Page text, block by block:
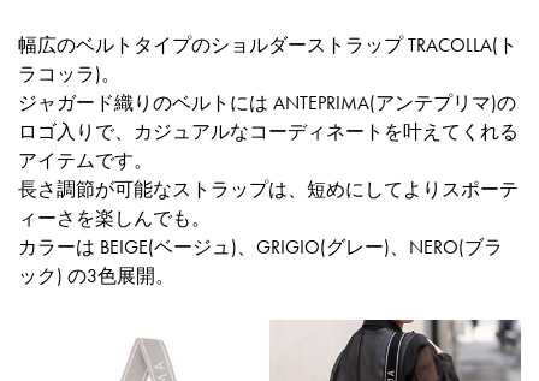
幅広のベルトタイプのショルダーストラップ TRACOLLA(ト
ラコッラ)。
ジャガード織りのベルトには ANTEPRIMA(アンテプリマ)の
ロゴ入りで、カジュアルなコーディネートを叶えてくれる
アイテムです。
長さ調節が可能なストラップは、短めにしてよりスポーテ
ィーさを楽しんでも。
カラーは BEIGE(ベージュ)、GRIGIO(グレー)、NERO(ブラ
ック) の3色展開。